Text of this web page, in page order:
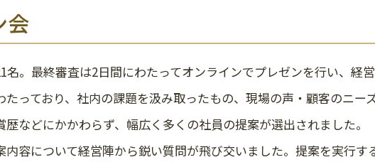
会
。最終審査は2日間にわたってオンラインでプレゼンを行い、経
っており、社内の課題を汲み取ったもの、現場の声・顧客のニー
などにかかわらず、幅広く多くの社員の提案が選出されました。
内容について経営陣から鋭い質問が飛び交いました。提案を実行す